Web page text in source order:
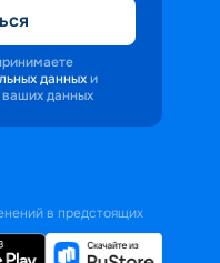
данных и
ваших данных
в предстоящих